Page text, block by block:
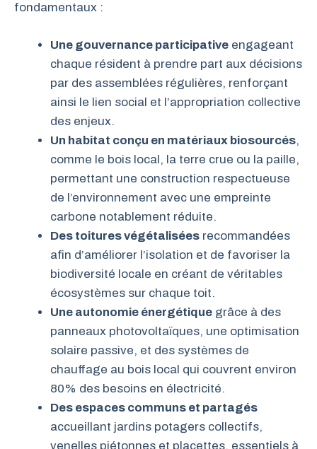
fondamentaux :
Une gouvernance participative engageant
chaque résident à prendre part aux décisions
par des assemblées régulières, renforçant
ainsi le lien social et l’appropriation collective
des enjeux.
Un habitat conçu en matériaux biosourcés,
comme le bois local, la terre crue ou la paille,
permettant une construction respectueuse
de l’environnement avec une empreinte
carbone notablement réduite.
Des toitures végétalisées recommandées
afin d’améliorer l’isolation et de favoriser la
biodiversité locale en créant de véritables
écosystèmes sur chaque toit.
Une autonomie énergétique grâce à des
panneaux photovoltaïques, une optimisation
solaire passive, et des systèmes de
chauffage au bois local qui couvrent environ
80% des besoins en électricité.
Des espaces communs et partagés
accueillant jardins potagers collectifs,
venelles piétonnes et placettes, essentiels à